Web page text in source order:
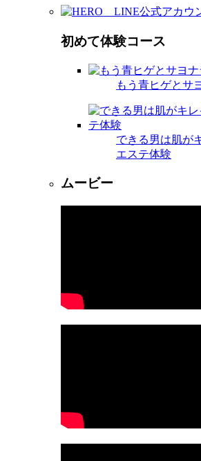
初めて体験コース
もう青ヒゲとサ
できる男は肌が
エステ体験
ムービー